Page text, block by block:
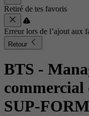
Retiré de tes favoris
Erreur lors de l’ajout aux
Retour
BTS -
SUP-